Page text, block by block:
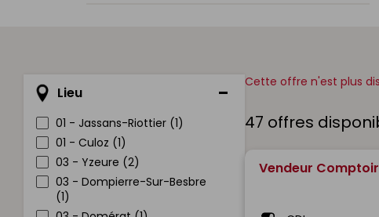
Lieu
01 - Jassans-Riottier (1)
01 - Culoz (1)
03 - Yzeure (2)
03 - Dompierre-Sur-Besbre
(1)
Cette offre n'est plus
47 offres
Vendeur